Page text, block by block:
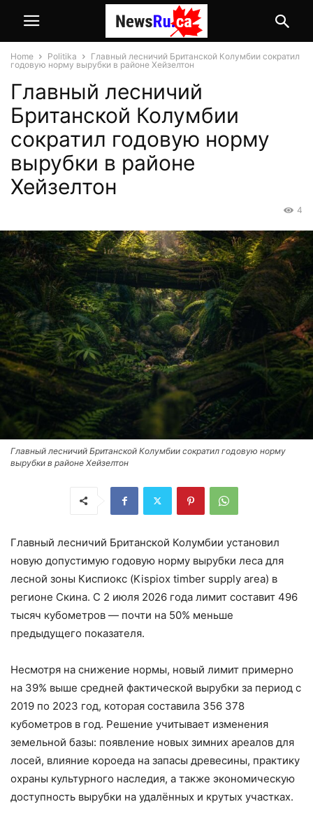
Home Politika
Главный лесничий Британской Колумбии сократил
годовую норму вырубки в районе Хейзелтон
Главный лесничий
Британской Колумбии
сократил годовую норму
вырубки в районе
Хейзелтон
4
Главный лесничий Британской Колумбии сократил годовую норму
вырубки в районе Хейзелтон
Главный лесничий Британской Колумбии установил
новую допустимую годовую норму вырубки леса для
лесной зоны Киспиокс (Kispiox timber supply area) в
регионе Скина. С 2 июля 2026 года лимит составит 496
тысяч кубометров — почти на 50% меньше
предыдущего показателя.
Несмотря на снижение нормы, новый лимит примерно
на 39% выше средней фактической вырубки за период с
2019 по 2023 год, которая составила 356 378
кубометров в год. Решение учитывает изменения
земельной базы: появление новых зимних ареалов для
лосей, влияние короеда на запасы древесины, практику
охраны культурного наследия, а также экономическую
доступность вырубки на удалённых и крутых участках.